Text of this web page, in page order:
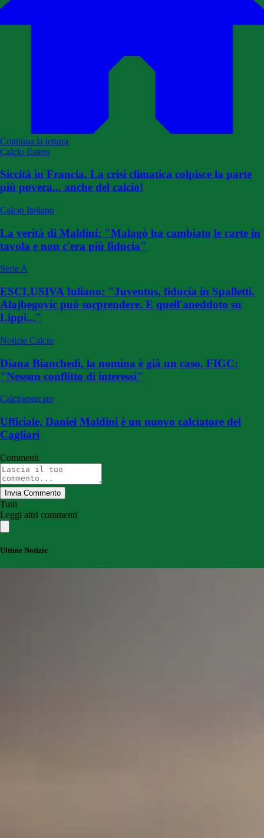
Continua la lettura
Calcio Estero
Siccità in Francia. La crisi climatica colpisce la parte
più povera... anche del calcio!
Calcio Italiano
La verità di Maldini: "Malagò ha cambiato le carte in
tavola e non c'era più fiducia"
Serie A
ESCLUSIVA Iuliano: "Juventus, fiducia in Spalletti.
Alajbegovic può sorprendere. E quell'aneddoto su
Lippi..."
Notizie Calcio
Diana Bianchedi, la nomina è già un caso. FIGC:
"Nessun conflitto di interessi"
Calciomercato
Ufficiale, Daniel Maldini è un nuovo calciatore del
Cagliari
Commenti
Invia Commento
Tutti
Leggi altri commenti
Ultime Notizie